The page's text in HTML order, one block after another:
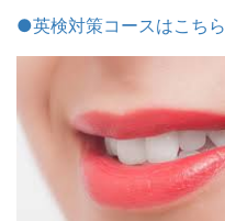
●英検対策コースはこちら